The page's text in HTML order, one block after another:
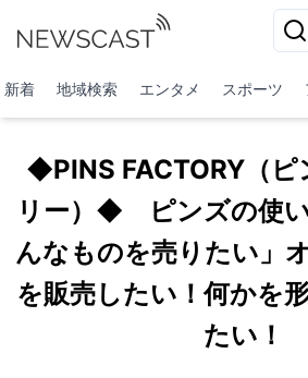
新着 地域検索 エンタメ スポーツ
◆PINS FACTORY（ピ
リー）◆ ピンズの使
んなものを売りたい」
を販売したい！何かを
たい！